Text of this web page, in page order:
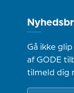
Gå ikke
af GODE
tilmeld dig